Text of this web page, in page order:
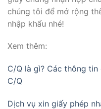
chúng tôi để mở rộng
nhập khẩu nhé!
Xem thêm:
C/Q là gì? Các thông
C/Q
Dịch vụ xin giấy phép